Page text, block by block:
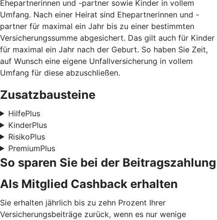
Ehepartnerinnen und -partner sowie Kinder in vollem
Umfang. Nach einer Heirat sind Ehepartnerinnen und -
partner für maximal ein Jahr bis zu einer bestimmten
Versicherungssumme abgesichert. Das gilt auch für Kinder
für maximal ein Jahr nach der Geburt. So haben Sie Zeit,
auf Wunsch eine eigene Unfallversicherung in vollem
Umfang für diese abzuschließen.
Zusatzbausteine
HilfePlus
KinderPlus
RisikoPlus
PremiumPlus
So sparen Sie bei der Beitragszahlung
Als Mitglied Cashback erhalten
Sie erhalten jährlich bis zu zehn Prozent Ihrer
Versicherungsbeiträge zurück, wenn es nur wenige